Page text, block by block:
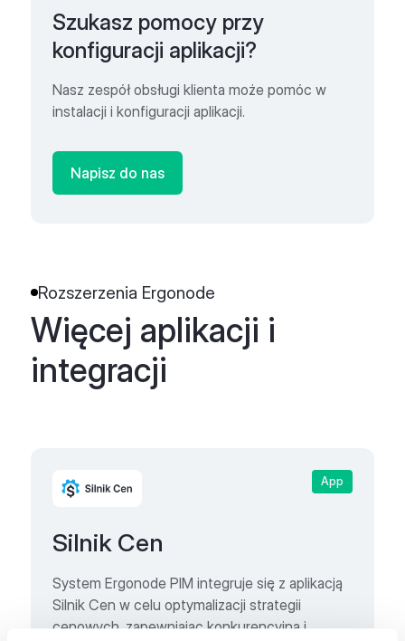
Szukasz pomocy przy
konfiguracji aplikacji?
Nasz zespół obsługi klienta może pomóc w
instalacji i konfiguracji aplikacji.
Napisz do nas
Rozszerzenia Ergonode
Więcej aplikacji i
integracji
App
Silnik Cen
System Ergonode PIM integruje się z aplikacją
Silnik Cen w celu optymalizacji strategii
cenowych, zapewniając konkurencyjną i